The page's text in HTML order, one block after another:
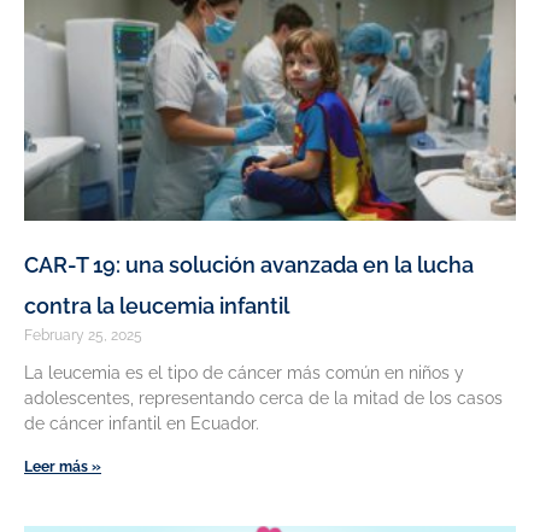
CAR-T 19: una solución avanzada en la lucha
contra la leucemia infantil
February 25, 2025
La leucemia es el tipo de cáncer más común en niños y
adolescentes, representando cerca de la mitad de los casos
de cáncer infantil en Ecuador.
Leer más »